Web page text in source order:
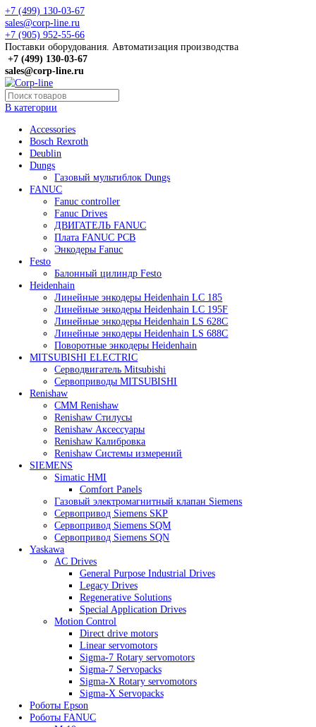
+7 (499) 130-03-67
sales@corp-line.ru
+7 (905) 952-55-66
Поставки оборудования. Автоматизация производства
+7 (499)130-03-67
sales@corp-line.ru
Accessories
Bosch Rexroth
Deublin
Dungs
Газовый мультиблок Dungs
FANUC
Fanuc controller
Fanuc Drives
ДВИГАТЕЛЬ FANUC
Плата FANUC PCB
Энкодеры Fanuc
Festo
Балонный цилиндр Festo
Heidenhain
Линейные энкодеры Heidenhain LC 185
Линейные энкодеры Heidenhain LC 195F
Линейные энкодеры Heidenhain LS 628C
Линейные энкодеры Heidenhain LS 688C
Поворотные энкодеры Heidenhain
MITSUBISHI ELECTRIC
Серводвигатель Mitsubishi
Сервоприводы MITSUBISHI
Renishaw
CMM Renishaw
Renishaw Cтилусы
Renishaw Аксессуары
Renishaw Калибровка
Renishaw Системы измерений
SIEMENS
Simatic HMI
Газовый электромагнитный клапан Siemens
Сервопривод Siemens SKP
Сервопривод Siemens SQM
Сервопривод Siemens SQN
Yaskawa
AC Drives
General Purpose Industrial Drives
Legacy Drives
Regenerative Solutions
Special Application Drives
Motion Control
Direct drive motors